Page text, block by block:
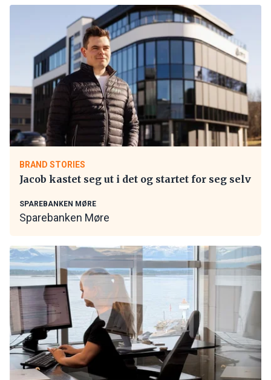
BRAND STORIES
Jacob kastet seg ut i det og startet for seg selv
SPAREBANKEN MØRE
Sparebanken Møre